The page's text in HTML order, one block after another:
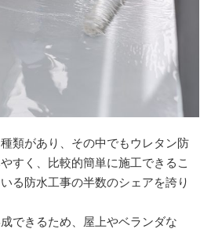
類があり、その中でもウレタン防
すく、比較的簡単に施工できるこ
る防水工事の半数のシェアを誇り
できるため、屋上やベランダな